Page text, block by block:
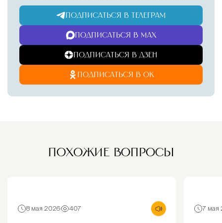
ПОДПИСАТЬСЯ В ТЕЛЕГРАМ
ПОДПИСАТЬСЯ В MAX
ПОДПИСАТЬСЯ В ДЗЕН
ПОДПИСАТЬСЯ В ОК
ПОХОЖИЕ ВОПРОСЫ
8 мая 2026 407 7 мая